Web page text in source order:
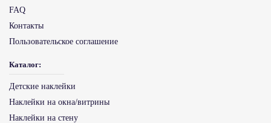
FAQ
Контакты
Пользовательское соглашение
Каталог:
Детские наклейки
Наклейки на окна/витрины
Наклейки на стену